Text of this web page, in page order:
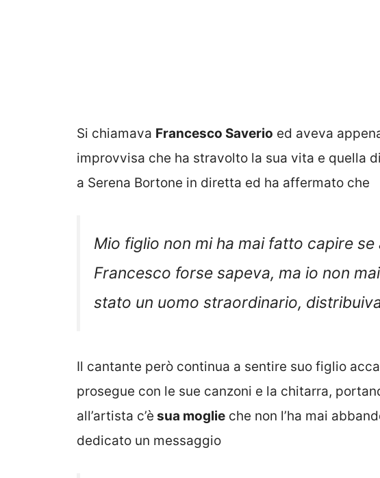
Si chiamava Francesco Saverio ed aveva
improvvisa che ha stravolto la sua vita e quella
a Serena Bortone in diretta ed ha affermato che
Mio figlio non mi ha mai fatto capire se
Francesco forse sapeva, ma io non
stato un uomo straordinario,
Il cantante però continua a sentire suo figlio
prosegue con le sue canzoni e la chitarra,
all’artista c’è sua moglie che non l’ha mai
dedicato un messaggio